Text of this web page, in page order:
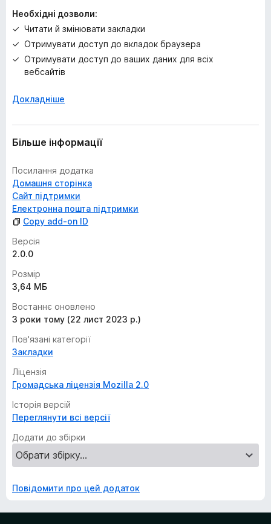
Необхідні дозволи:
Читати й змінювати закладки
Отримувати доступ до вкладок браузера
Отримувати доступ до ваших даних для всіх
вебсайтів
Докладніше
Більше інформації
Посилання додатка
Домашня сторінка
Сайт підтримки
Електронна пошта підтримки
Copy add-on ID
Версія
2.0.0
Розмір
3,64 МБ
Востаннє оновлено
3 роки тому (22 лист 2023 р.)
Пов'язані категорії
Закладки
Ліцензія
Громадська ліцензія Mozilla 2.0
Історія версій
Переглянути всі версії
Додати до збірки
Повідомити про цей додаток